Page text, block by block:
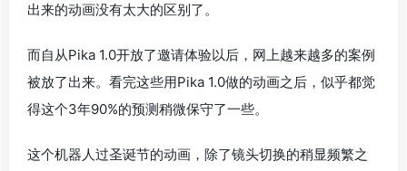
出来的动画没有太大的区别了。
而自从Pika 1.0开放了邀请体验以后，网上越来越多的案例
被放了出来。看完这些用Pika 1.0做的动画之后，似乎都觉
得这个3年90%的预测稍微保守了一些。
这个机器人过圣诞节的动画，除了镜头切换的稍显频繁之